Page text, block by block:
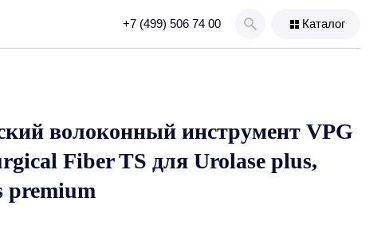
Каталог
+7 (499) 506 74 00
волоконный инструмент VPG
Fiber TS для Urolase plus,
premium